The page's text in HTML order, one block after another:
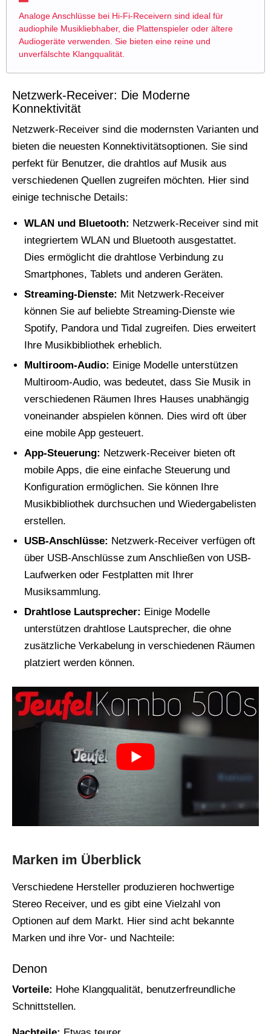
Analoge Anschlüsse bei Hi-Fi-Receivern sind ideal für
audiophile Musikliebhaber, die Plattenspieler oder ältere
Audiogeräte verwenden. Sie bieten eine reine und
unverfälschte Klangqualität.
Netzwerk-Receiver: Die Moderne
Konnektivität
Netzwerk-Receiver sind die modernsten Varianten und
bieten die neuesten Konnektivitätsoptionen. Sie sind
perfekt für Benutzer, die drahtlos auf Musik aus
verschiedenen Quellen zugreifen möchten. Hier sind
einige technische Details:
WLAN und Bluetooth: Netzwerk-Receiver sind mit
integriertem WLAN und Bluetooth ausgestattet.
Dies ermöglicht die drahtlose Verbindung zu
Smartphones, Tablets und anderen Geräten.
Streaming-Dienste: Mit Netzwerk-Receiver
können Sie auf beliebte Streaming-Dienste wie
Spotify, Pandora und Tidal zugreifen. Dies erweitert
Ihre Musikbibliothek erheblich.
Multiroom-Audio: Einige Modelle unterstützen
Multiroom-Audio, was bedeutet, dass Sie Musik in
verschiedenen Räumen Ihres Hauses unabhängig
voneinander abspielen können. Dies wird oft über
eine mobile App gesteuert.
App-Steuerung: Netzwerk-Receiver bieten oft
mobile Apps, die eine einfache Steuerung und
Konfiguration ermöglichen. Sie können Ihre
Musikbibliothek durchsuchen und Wiedergabelisten
erstellen.
USB-Anschlüsse: Netzwerk-Receiver verfügen oft
über USB-Anschlüsse zum Anschließen von USB-
Laufwerken oder Festplatten mit Ihrer
Musiksammlung.
Drahtlose Lautsprecher: Einige Modelle
unterstützen drahtlose Lautsprecher, die ohne
zusätzliche Verkabelung in verschiedenen Räumen
platziert werden können.
Marken im Überblick
Verschiedene Hersteller produzieren hochwertige
Stereo Receiver, und es gibt eine Vielzahl von
Optionen auf dem Markt. Hier sind acht bekannte
Marken und ihre Vor- und Nachteile:
Denon
Vorteile: Hohe Klangqualität, benutzerfreundliche
Schnittstellen.